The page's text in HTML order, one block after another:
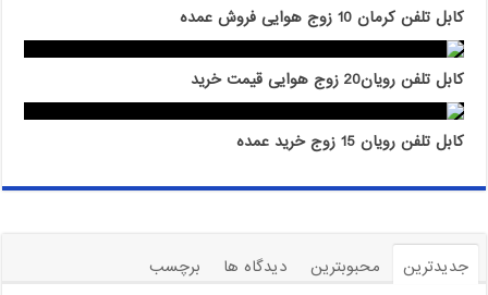
کابل تلفن کرمان 10 زوج هوایی فروش عمده
کابل تلفن رویان20 زوج هوایی قیمت خرید
کابل تلفن رویان 15 زوج خرید عمده
جدیدترین محبوبترین دیدگاه ها
برچسب